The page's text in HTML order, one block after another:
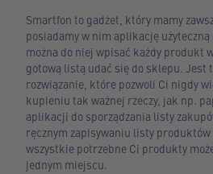
Smartfon to gadżet, który mamy
posiadamy w nim aplikację
można do niej wpisać każdy produkt
gotową listą udać się do sklepu. Jest
rozwiązanie, które pozwoli Ci nigdy
kupieniu tak ważnej rzeczy, jak np.
aplikacji do sporządzania listy
ręcznym zapisywaniu listy
wszystkie potrzebne Ci produkty
jednym miejscu.